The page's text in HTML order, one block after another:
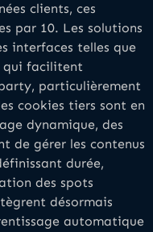
clients, ces
par 10. Les solutions
interfaces telles que
qui facilitent
particulièrement
cookies tiers sont en
dynamique, des
de gérer les contenus
durée,
des spots
désormais
automatique